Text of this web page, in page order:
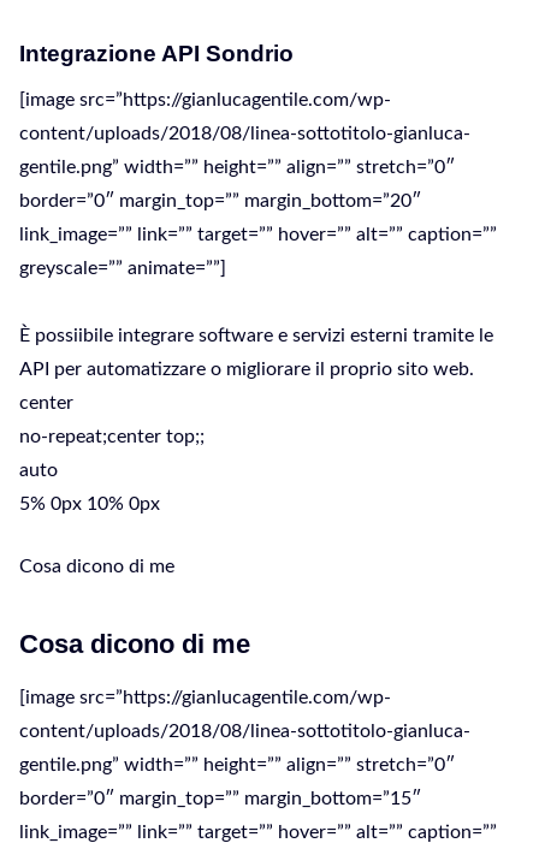
Integrazione API Sondrio
[image src=”https://gianlucagentile.com/wp-
content/uploads/2018/08/linea-sottotitolo-gianluca-
gentile.png” width=”” height=”” align=”” stretch=”0″
border=”0″ margin_top=”” margin_bottom=”20″
link_image=”” link=”” target=”” hover=”” alt=”” caption=””
greyscale=”” animate=””]
È possiibile integrare software e servizi esterni tramite le
API per automatizzare o migliorare il proprio sito web.
center
no-repeat;center top;;
auto
5% 0px 10% 0px
Cosa dicono di me
Cosa dicono di me
[image src=”https://gianlucagentile.com/wp-
content/uploads/2018/08/linea-sottotitolo-gianluca-
gentile.png” width=”” height=”” align=”” stretch=”0″
border=”0″ margin_top=”” margin_bottom=”15″
link_image=”” link=”” target=”” hover=”” alt=”” caption=””